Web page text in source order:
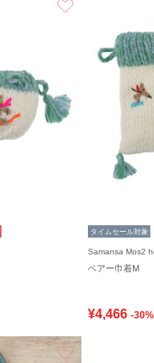
タイムセール対象
Samansa Mos2
ベアー巾着M
¥4,466 -
お気に入り